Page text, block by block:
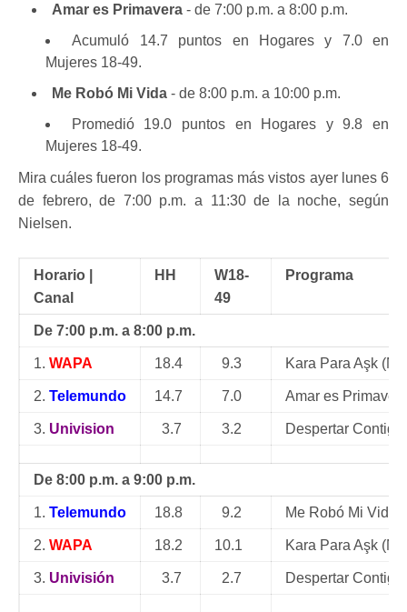
Amar es Primavera - de 7:00 p.m. a 8:00 p.m.
Acumuló 14.7 puntos en Hogares y 7.0 en
Mujeres 18-49.
Me Robó Mi Vida - de 8:00 p.m. a 10:00 p.m.
Promedió 19.0 puntos en Hogares y 9.8 en
Mujeres 18-49.
Mira cuáles fueron los programas más vistos ayer lunes 6
de febrero, de 7:00 p.m. a 11:30 de la noche, según
Nielsen.
Horario |
Canal
HH
W18-
49
Programa
De 7:00 p.m. a 8:00 p.m.
1. WAPA 18.4 9.3 Kara Para Aşk
2. Telemundo 14.7 7.0 Amar es
3. Univision 3.7 3.2 Despertar Contigo
De 8:00 p.m. a 9:00 p.m.
1. Telemundo 18.8 9.2 Me Robó Mi Vida
2. WAPA 18.2 10.1 Kara Para Aşk
3. Univisión 3.7 2.7 Despertar Contigo